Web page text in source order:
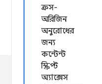
ক্রস-
অরিজিন
অনুরোধের
জন্য
কন্টেন্ট
স্ক্রিপ্ট
অ্যাক্সেস